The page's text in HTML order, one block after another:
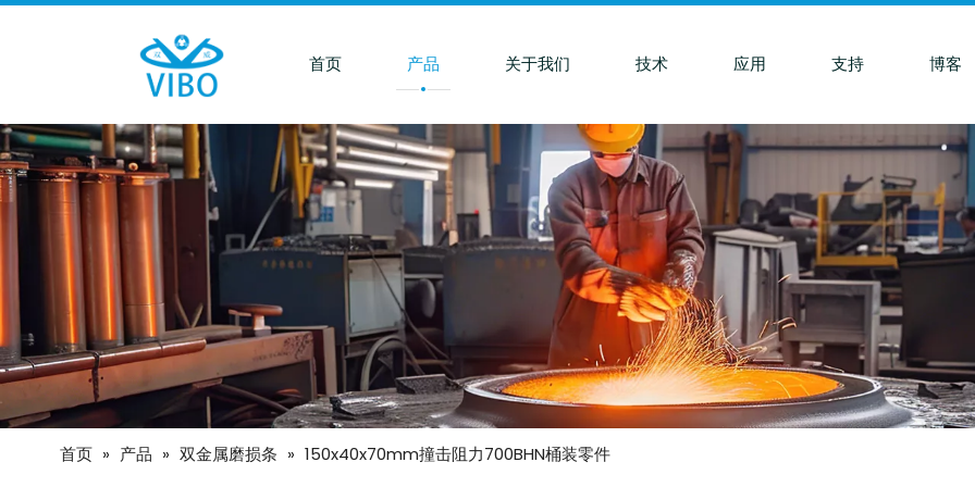
首页 产品 关于我们 技术 应用 支持 博客
首页 » 产品 » 双金属磨损条 » 150x40x70mm撞击阻力700BHN桶装零件